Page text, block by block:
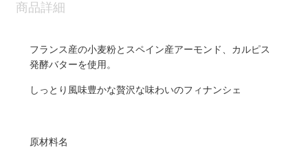
商品詳細
フランス産の小麦粉とスペイン産アーモンド、カルピス
発酵バターを使用。
しっとり風味豊かな贅沢な味わいのフィナンシェ
原材料名